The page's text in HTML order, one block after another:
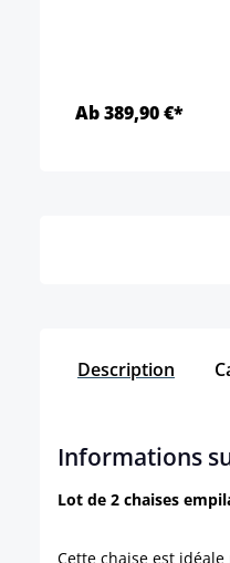
Ab 389,90 €*
Description
Informations
Lot de 2 chaises
Cette chaise est